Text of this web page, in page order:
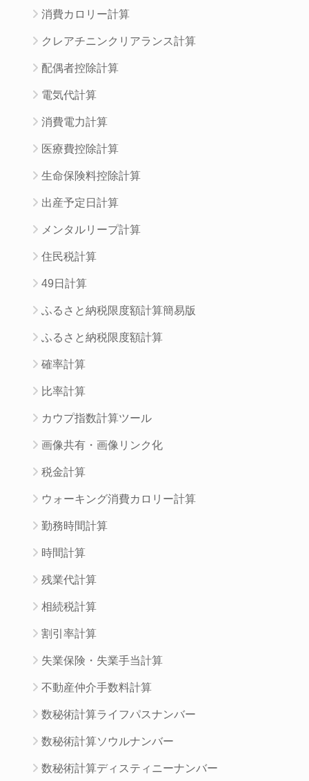
消費カロリー計算
クレアチニンクリアランス計算
配偶者控除計算
電気代計算
消費電力計算
医療費控除計算
生命保険料控除計算
出産予定日計算
メンタルリープ計算
住民税計算
49日計算
ふるさと納税限度額計算簡易版
ふるさと納税限度額計算
確率計算
比率計算
カウプ指数計算ツール
画像共有・画像リンク化
税金計算
ウォーキング消費カロリー計算
勤務時間計算
時間計算
残業代計算
相続税計算
割引率計算
失業保険・失業手当計算
不動産仲介手数料計算
数秘術計算ライフパスナンバー
数秘術計算ソウルナンバー
数秘術計算ディスティニーナンバー